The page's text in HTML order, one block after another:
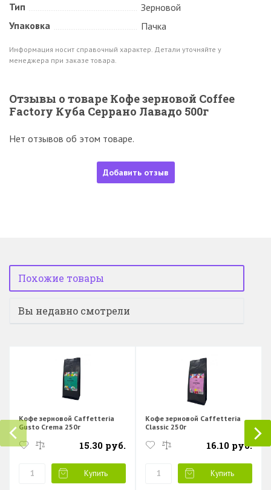
Тип
Зерновой
Упаковка
Пачка
Информация носит справочный характер. Детали уточняйте у
менеджера при заказе товара.
Отзывы о товаре Кофе зерновой Coffee
Factory Куба Серрано Лавадо 500г
Нет отзывов об этом товаре.
Добавить отзыв
Похожие товары
Вы недавно смотрели
Кофе зерновой Caffetteria
Gusto Crema 250г
15.30 руб.
Купить
Кофе зерновой Caffetteria
Classic 250г
16.10 руб.
Купить